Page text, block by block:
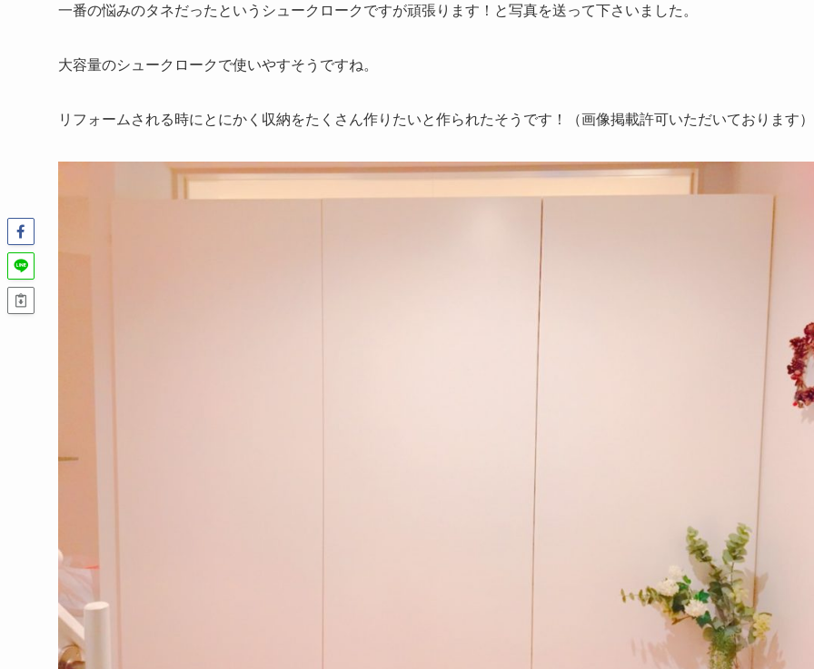
一番の悩みのタネだったというシュークロークですが頑張ります！と写真を送って下さいました。
大容量のシュークロークで使いやすそうですね。
リフォームされる時にとにかく収納をたくさん作りたいと作られたそうです！（画像掲載許可いただいております）